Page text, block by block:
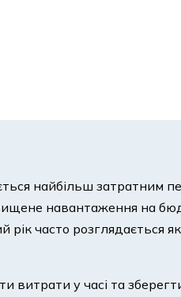
найбільш затратним
навантаження на
часто розглядається
у часі та